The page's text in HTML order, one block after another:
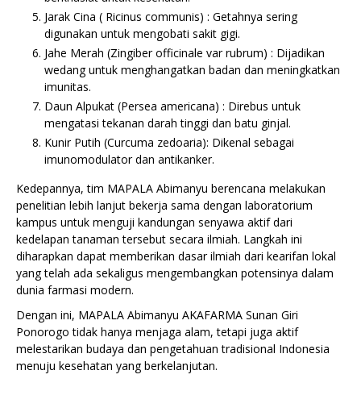
Jarak Cina ( Ricinus communis) : Getahnya sering
digunakan untuk mengobati sakit gigi.
Jahe Merah (Zingiber officinale var rubrum) : Dijadikan
wedang untuk menghangatkan badan dan meningkatkan
imunitas.
Daun Alpukat (Persea americana) : Direbus untuk
mengatasi tekanan darah tinggi dan batu ginjal.
Kunir Putih (Curcuma zedoaria): Dikenal sebagai
imunomodulator dan antikanker.
Kedepannya, tim MAPALA Abimanyu berencana melakukan
penelitian lebih lanjut bekerja sama dengan laboratorium
kampus untuk menguji kandungan senyawa aktif dari
kedelapan tanaman tersebut secara ilmiah. Langkah ini
diharapkan dapat memberikan dasar ilmiah dari kearifan lokal
yang telah ada sekaligus mengembangkan potensinya dalam
dunia farmasi modern.
Dengan ini, MAPALA Abimanyu AKAFARMA Sunan Giri
Ponorogo tidak hanya menjaga alam, tetapi juga aktif
melestarikan budaya dan pengetahuan tradisional Indonesia
menuju kesehatan yang berkelanjutan.